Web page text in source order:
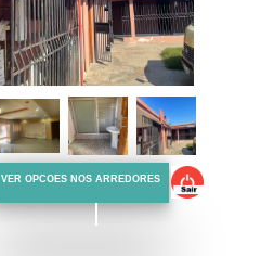
VER OPCOES NOS ARREDORES